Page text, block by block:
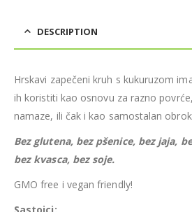
DESCRIPTION
Hrskavi zapečeni kruh s kukuruzom
ih koristiti kao osnovu za razno
namaze, ili čak i kao samostalan
Bez glutena, bez pšenice, bez jaja,
bez kvasca, bez soje.
GMO free i vegan friendly!
Sastojci: